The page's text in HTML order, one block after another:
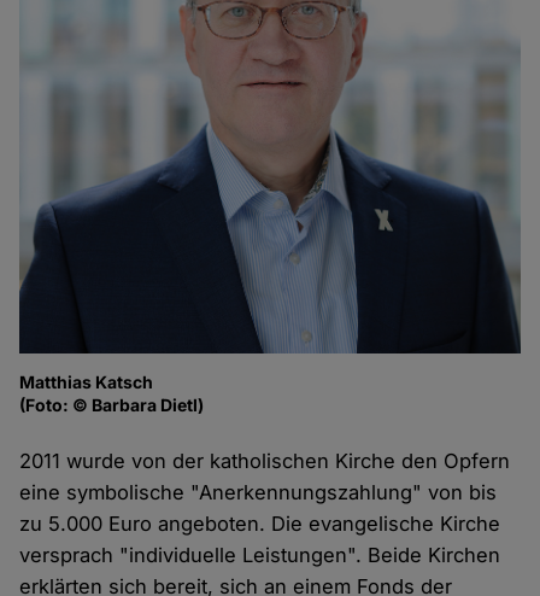
Matthias Katsch
(Foto: © Barbara Dietl)
2011 wurde von der katholischen Kirche den Opfern
eine symbolische "Anerkennungszahlung" von bis
zu 5.000 Euro angeboten. Die evangelische Kirche
versprach "individuelle Leistungen". Beide Kirchen
erklärten sich bereit, sich an einem Fonds der